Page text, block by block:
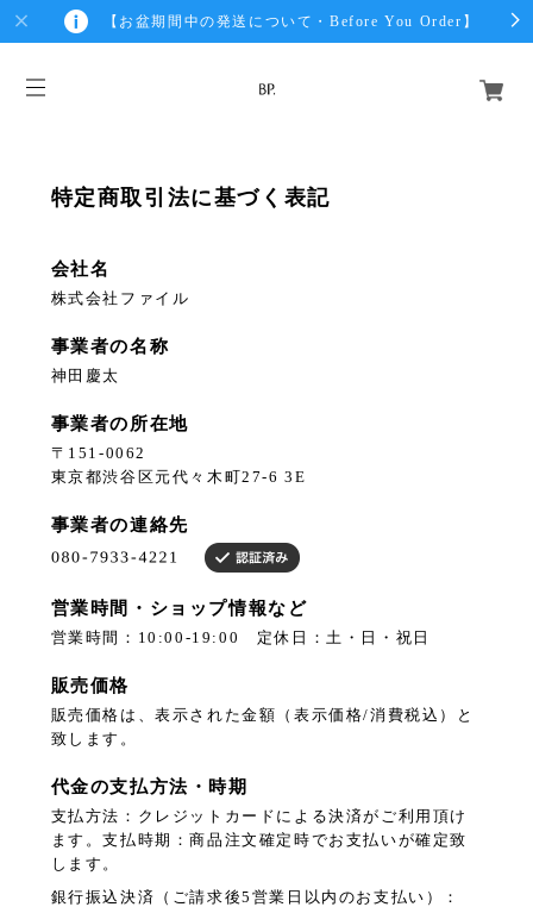
【お盆期間中の発送について・Before You Order】
特定商取引法に基づく表記
会社名
株式会社ファイル
事業者の名称
神田慶太
事業者の所在地
〒151-0062
東京都渋谷区元代々木町27-6 3E
事業者の連絡先
営業時間・ショップ情報など
営業時間：10:00-19:00 定休日：土・日・祝日
販売価格
販売価格は、表示された金額（表示価格/消費税込）と
致します。
代金の支払方法・時期
支払方法：クレジットカードによる決済がご利用頂け
ます。支払時期：商品注文確定時でお支払いが確定致
します。
銀行振込決済（ご請求後5営業日以内のお支払い）：